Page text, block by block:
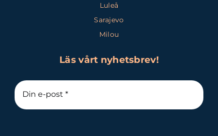
Luleå
Sarajevo
Milou
Läs vårt nyhetsbrev!